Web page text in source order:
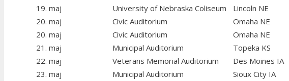
19. maj
University of Nebraska Coliseum Lincoln NE
20. maj
Civic Auditorium Omaha NE
20. maj
Civic Auditorium Omaha NE
21. maj
Municipal Auditorium Topeka KS
22. maj
Veterans Memorial Auditorium Des Moines IA
23. maj
Municipal Auditorium Sioux City IA